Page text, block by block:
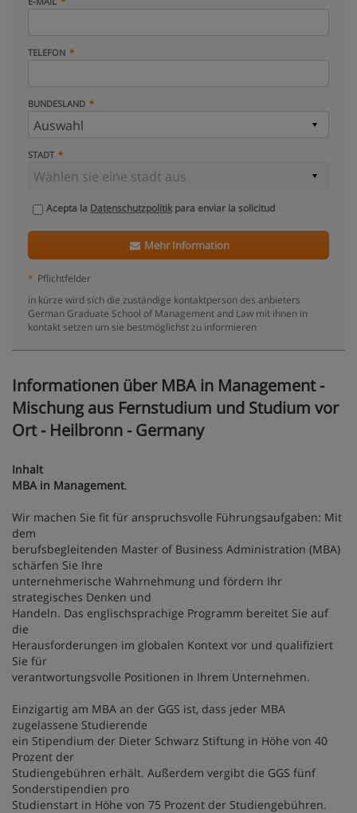
TELEFON
BUNDESLAND
STADT
Acepta la Datenschutzpolitikpara enviar la solicitud
Mehr Information
* Pflichtfelder
in kürze wird sich die zuständige kontaktperson des anbieters
German Graduate School of Management and Law mit ihnen in
kontakt setzen um sie bestmöglichst zu informieren
Informationen über MBA in Management -
Mischung aus Fernstudium und Studium vor
Ort - Heilbronn - Germany
Inhalt
MBA in Management.
Wir machen Sie fit für anspruchsvolle Führungsaufgaben: Mit
dem
berufsbegleitenden Master of Business Administration (MBA)
schärfen Sie Ihre
unternehmerische Wahrnehmung und fördern Ihr
strategisches Denken und
Handeln. Das englischsprachige Programm bereitet Sie auf
die
Herausforderungen im globalen Kontext vor und qualifiziert
Sie für
verantwortungsvolle Positionen in Ihrem Unternehmen.
Einzigartig am MBA an der GGS ist, dass jeder MBA
zugelassene Studierende
ein Stipendium der Dieter Schwarz Stiftung in Höhe von 40
Prozent der
Studiengebühren erhält. Außerdem vergibt die GGS fünf
Sonderstipendien pro
Studienstart in Höhe von 75 Prozent der Studiengebühren.